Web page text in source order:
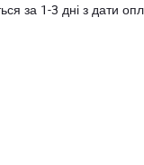
за 1-3 дні з дати